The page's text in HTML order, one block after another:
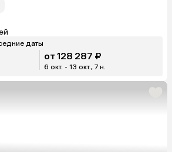
даты
от 128 287 ₽
6 окт. - 13 окт., 7 н.